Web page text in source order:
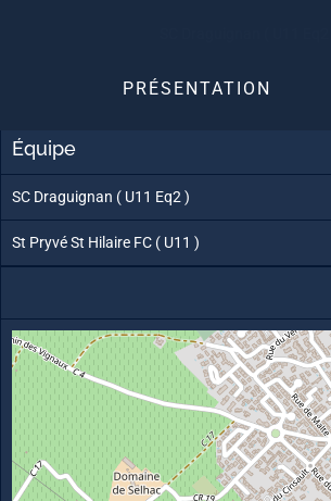
PRÉSENTATION
Équipe
SC Draguignan ( U11 Eq2 )
St Pryvé St Hilaire FC ( U11 )